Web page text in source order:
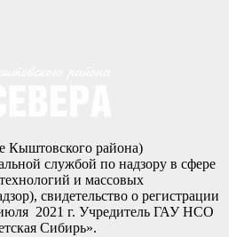
Кыштовского района)
службой по надзору в сфере
и массовых
свидетельство о регистрации
2021 г. Учредитель ГАУ НСО
Сибирь».